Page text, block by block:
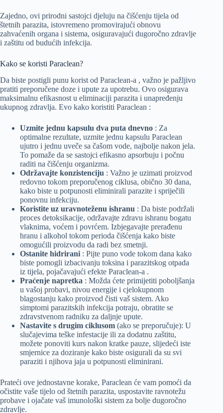
Zajedno, ovi prirodni sastojci djeluju na čišćenju tijela od
štetnih parazita, istovremeno promovirajući obnovu
zahvaćenih organa i sistema, osiguravajući dugoročno zdravlje
i zaštitu od budućih infekcija.
Kako se koristi Paraclean?
Da biste postigli punu korist od Paraclean-a , važno je pažljivo
pratiti preporučene doze i upute za upotrebu. Ovo osigurava
maksimalnu efikasnost u eliminaciji parazita i unapređenju
ukupnog zdravlja. Evo kako koristiti Paraclean :
Uzmite jednu kapsulu dva puta dnevno : Za
optimalne rezultate, uzmite jednu kapsulu Paraclean
ujutro i jednu uveče sa čašom vode, najbolje nakon jela.
To pomaže da se sastojci efikasno apsorbuju i počnu
raditi na čišćenju organizma.
Održavajte konzistenciju : Važno je uzimati proizvod
redovno tokom preporučenog ciklusa, obično 30 dana,
kako biste u potpunosti eliminirali parazite i spriječili
ponovnu infekciju.
Koristite uz uravnoteženu ishranu : Da biste podržali
proces detoksikacije, održavajte zdravu ishranu bogatu
vlaknima, voćem i povrćem. Izbjegavajte prerađenu
hranu i alkohol tokom perioda čišćenja kako biste
omogućili proizvodu da radi bez smetnji.
Ostanite hidrirani : Pijte puno vode tokom dana kako
biste pomogli izbacivanju toksina i parazitskog otpada
iz tijela, pojačavajući efekte Paraclean-a .
Praćenje napretka : Možda ćete primijetiti poboljšanja
u vašoj probavi, nivou energije i cjelokupnom
blagostanju kako proizvod čisti vaš sistem. Ako
simptomi parazitskih infekcija potraju, obratite se
zdravstvenom radniku za daljnje upute.
Nastavite s drugim ciklusom (ako se preporučuje): U
slučajevima teške infestacije ili za dodatnu zaštitu,
možete ponoviti kurs nakon kratke pauze, slijedeći iste
smjernice za doziranje kako biste osigurali da su svi
paraziti i njihova jaja u potpunosti eliminirani.
Prateći ove jednostavne korake, Paraclean će vam pomoći da
očistite vaše tijelo od štetnih parazita, uspostavite ravnotežu
probave i ojačate vaš imunološki sistem za bolje dugoročno
zdravlje.